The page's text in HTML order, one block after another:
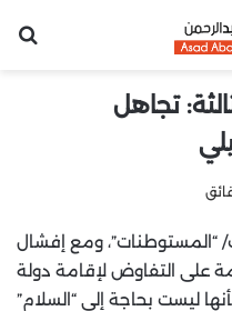
تجاهل
“المستوطنات”، ومع إفشال
على التفاوض لإقامة دولة
ليست بحاجة إلى “السلام”